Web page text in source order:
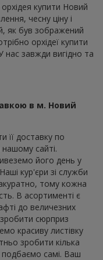
купити Новий
чесну ціну і
як був зображений
орхідеї купити
нас завжди вигідно та
в м. Новий
її доставку по
сайті.
його день у
кур'єри зі служби
тому кожна
В асортименті є
до величезних
сюрприз
красиву листівку
зробити кілька
подбаємо самі. Ваш